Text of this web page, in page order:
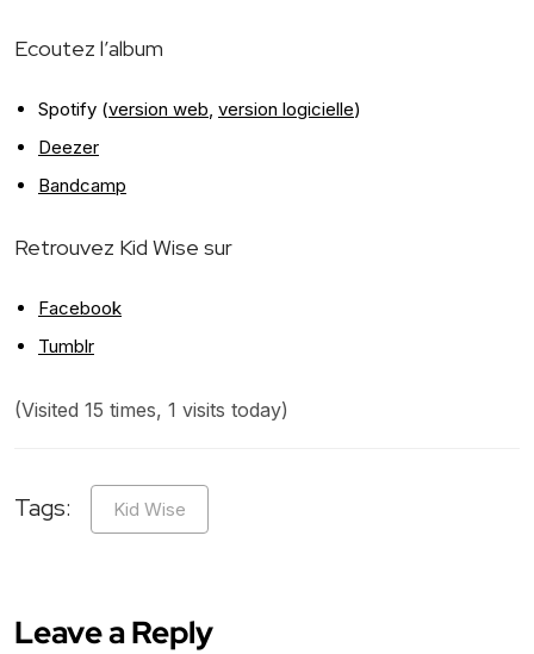
Ecoutez l’album
Spotify (version web, version logicielle)
Deezer
Bandcamp
Retrouvez Kid Wise sur
Facebook
Tumblr
(Visited 15 times, 1 visits today)
Tags: Kid Wise
Leave a Reply